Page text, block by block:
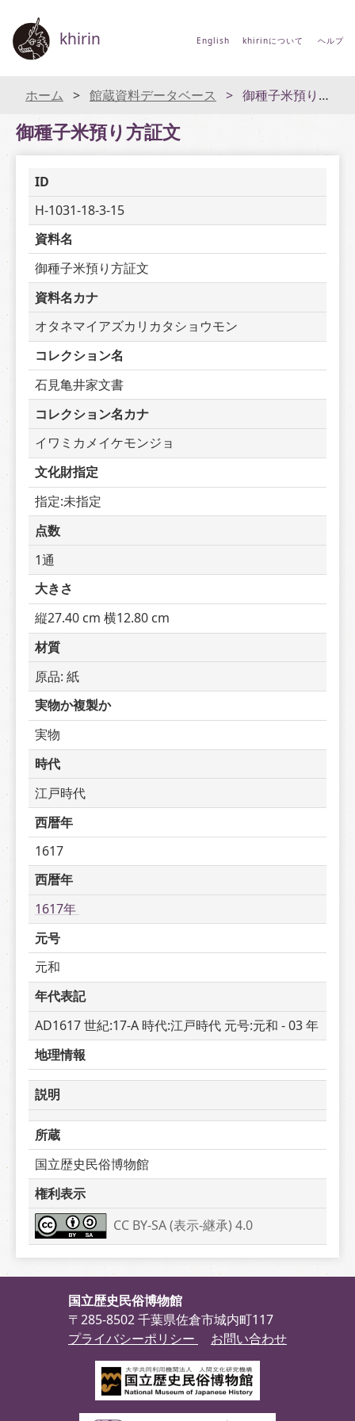
khirin English khirinについて ヘルプ
ホーム 館蔵資料データベース 御種子米預り方証文
御種子米預り方証文
ID
H-1031-18-3-15
資料名
御種子米預り方証文
資料名カナ
オタネマイアズカリカタショウモン
コレクション名
石見亀井家文書
コレクション名カナ
イワミカメイケモンジョ
文化財指定
指定:未指定
点数
1通
大きさ
縦27.40 cm 横12.80 cm
材質
原品: 紙
実物か複製か
実物
時代
江戸時代
西暦年
1617
西暦年
1617年
元号
元和
年代表記
AD1617 世紀:17-A 時代:江戸時代 元号:元和 - 03 年
地理情報
説明
所蔵
国立歴史民俗博物館
権利表示
CC BY-SA (表示-継承) 4.0
国立歴史民俗博物館
〒285-8502 千葉県佐倉市城内町117
プライバシーポリシー
お問い合わせ